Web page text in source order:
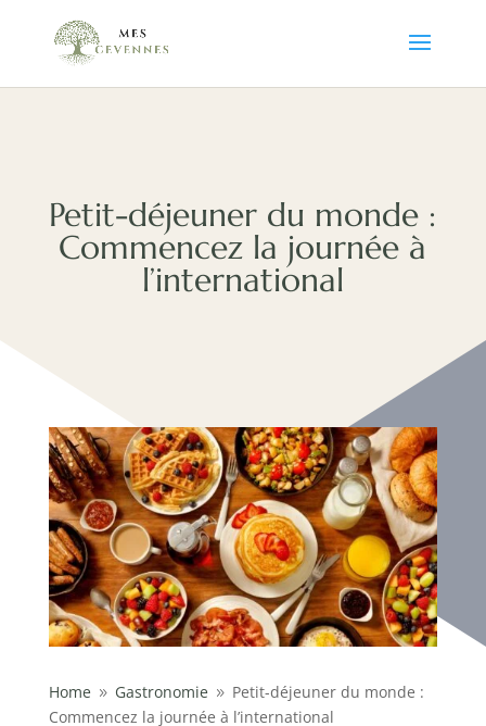
Petit-déjeuner du monde :
Commencez la journée à
l’international
Home 9 Gastronomie 9 Petit-déjeuner du monde :
Commencez la journée à l’international